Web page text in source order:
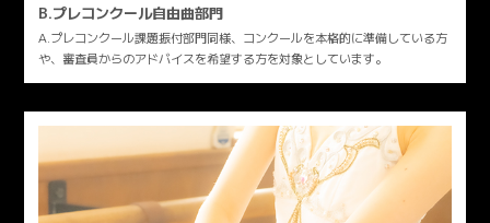
B.プレコンクール自由曲部門
A.プレコンクール課題振付部門同様、コンクールを本格的に準備している方
や、審査員からのアドバイスを希望する方を対象としています。